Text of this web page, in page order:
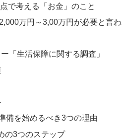
で考える「お金」のこと
万円～3,00万円が必要と言
「生活保障に関する調査」
備を始めるべき3つの理由
の3つのステップ